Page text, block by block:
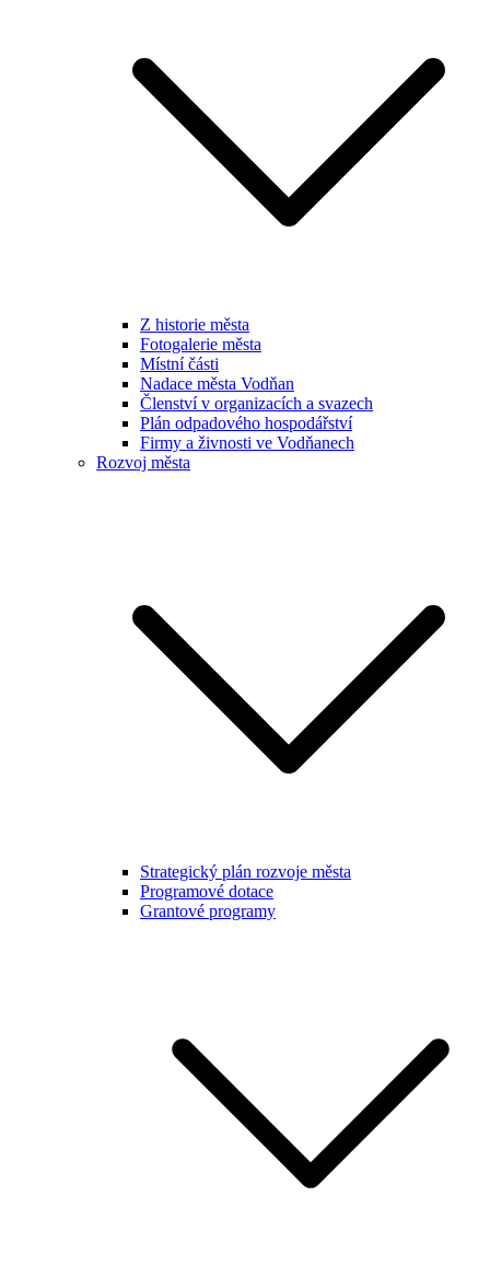
Z historie města
Fotogalerie města
Místní části
Nadace města Vodňan
Členství v organizacích a svazech
Plán odpadového hospodářství
Firmy a živnosti ve Vodňanech
Rozvoj města
Strategický plán rozvoje města
Programové dotace
Grantové programy